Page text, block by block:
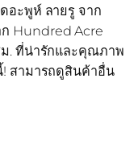
อะพูห์ ลายรู จาก
Hundred Acre
. ที่น่ารักและคุณภาพ
สามารถดูสินค้าอื่น